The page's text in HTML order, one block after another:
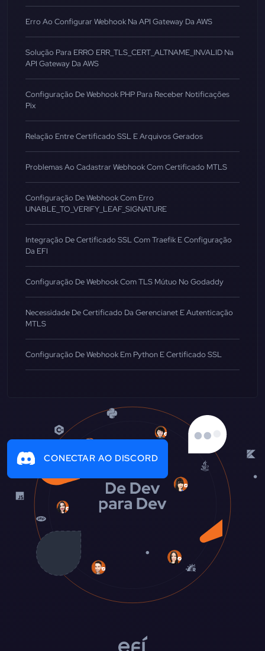
Erro Ao Configurar Webhook Na API Gateway Da AWS
Solução Para ERRO ERR_TLS_CERT_ALTNAME_INVALID Na
API Gateway Da AWS
Configuração De Webhook PHP Para Receber Notificações
Pix
Relação Entre Certificado SSL E Arquivos Gerados
Problemas Ao Cadastrar Webhook Com Certificado MTLS
Configuração De Webhook Com Erro
UNABLE_TO_VERIFY_LEAF_SIGNATURE
Integração De Certificado SSL Com Traefik E Configuração
Da EFI
Configuração De Webhook Com TLS Mútuo No Godaddy
Necessidade De Certificado Da Gerencianet E Autenticação
MTLS
Configuração De Webhook Em Python E Certificado SSL
CONECTAR AO DISCORD